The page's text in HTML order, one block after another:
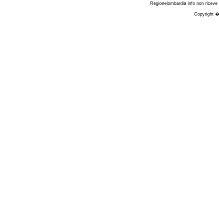
Regionelombardia.info non
Copyright �